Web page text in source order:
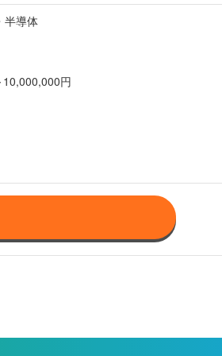
半導体
円